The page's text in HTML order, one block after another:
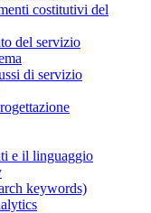
costitutivi del
del servizio
di servizio
e il linguaggio
keywords)